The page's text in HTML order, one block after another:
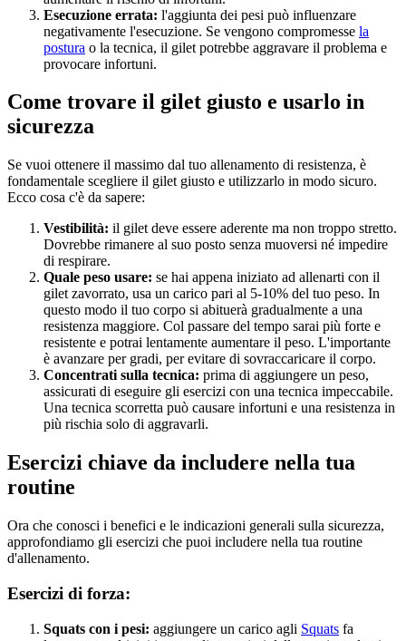
Esecuzione errata: l'aggiunta dei pesi può influenzare
negativamente l'esecuzione. Se vengono compromesse la
postura o la tecnica, il gilet potrebbe aggravare il problema e
provocare infortuni.
Come trovare il gilet giusto e usarlo in
sicurezza
Se vuoi ottenere il massimo dal tuo allenamento di resistenza, è
fondamentale scegliere il gilet giusto e utilizzarlo in modo sicuro.
Ecco cosa c'è da sapere:
Vestibilità: il gilet deve essere aderente ma non troppo stretto.
Dovrebbe rimanere al suo posto senza muoversi né impedire
di respirare.
Quale peso usare: se hai appena iniziato ad allenarti con il
gilet zavorrato, usa un carico pari al 5-10% del tuo peso. In
questo modo il tuo corpo si abituerà gradualmente a una
resistenza maggiore. Col passare del tempo sarai più forte e
resistente e potrai lentamente aumentare il peso. L'importante
è avanzare per gradi, per evitare di sovraccaricare il corpo.
Concentrati sulla tecnica: prima di aggiungere un peso,
assicurati di eseguire gli esercizi con una tecnica impeccabile.
Una tecnica scorretta può causare infortuni e una resistenza in
più rischia solo di aggravarli.
Esercizi chiave da includere nella tua
routine
Ora che conosci i benefici e le indicazioni generali sulla sicurezza,
approfondiamo gli esercizi che puoi includere nella tua routine
d'allenamento.
Esercizi di forza:
Squats con i pesi: aggiungere un carico agli Squats fa